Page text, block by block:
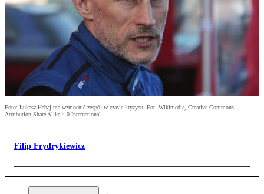
Foto: Łukasz Habaj ma wzmocnić zespół w czasie kryzysu. Fot. Wikimedia, Creative Commons
Attribution-Share Alike 4.0 International
Filip Frydrykiewicz